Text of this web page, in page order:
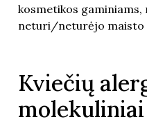
kosmetikos gaminiams,
neturi/neturėjo maisto
Kviečių